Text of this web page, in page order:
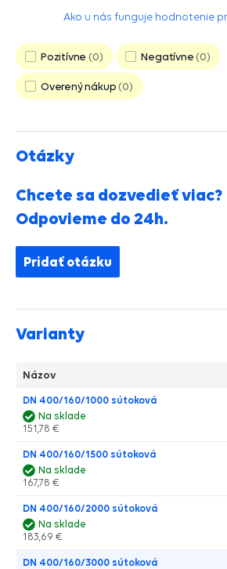
Ako u nás funguje hodnotenie
Pozitívne 0 Negatívne 0
Overený nákup 0
Otázky
Chcete sa dozvedieť
Odpovieme do 24h.
Pridať otázku
Varianty
Názov
DN 400/160/1000 sútoková
Na sklade
151,78 €
DN 400/160/1500 sútoková
Na sklade
167,78 €
DN 400/160/2000 sútoková
Na sklade
183,69 €
DN 400/160/3000 sútoková